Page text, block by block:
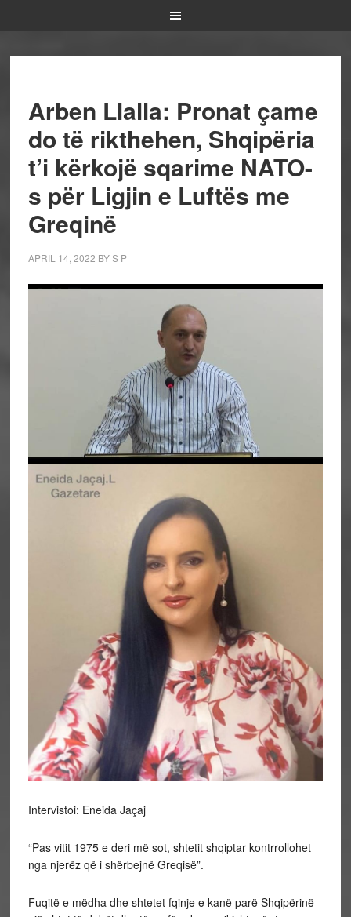
Arben Llalla: Pronat çame
do të rikthehen, Shqipëria
t’i kërkojë sqarime NATO-
s për Ligjin e Luftës me
Greqinë
APRIL 14, 2022 BYS P
Intervistoi: Eneida Jaçaj
“Pas vitit 1975 e deri më sot, shtetit shqiptar kontrrollohet
nga njerëz që i shërbejnë Greqisë”.
Fuqitë e mëdha dhe shtetet fqinje e kanë parë Shqipërinë një shtet të dobët dhe të varfër ekonomikisht, për ta shfrytëzuar për qëllimet e tyre të luftës dhe zgjerimin territorial. Sa i takon çështjes më të ndjeshme në Jug të vendit, me vendimet e Konferencës së Ambasadorëve të Londrës në vitin 1913, pjesa më e madhe e Çamërisë iu dha Greqisë; brenda kufijve të shtetit shqiptar mbetën disa fshatra me popullsi muslimane dhe ortodokse. Interesi i Greqisë ishte të aneksonte gjithë Çamërinë, dhe kjo bëri që të kryej masakra më e egër ndaj shqiptarëve, më 27 qershor 1944, nga ushtarët grekë në zonën e Paramithise, ku forcat e Ligës Republikane Greke (EDES) të gjeneralit Zervas hynë në qytet dhe vranë rreth 600 shqiptarë, burra, gra dhe femijë. Forcat më të errëta të nacionalizmit grek bënë spastrimin etnik të Çamërisë, ku këtu ka luajtur rol edhe kisha greke bizantine. Historiani i njohur, Arben Llalla, në një intervistë ekskluzive për Gazetën “Dielli”, New York, flet për pronat dhe pasuritë çame, si dhe Ligjin e Luftës me Greqinë. Llalla shprehet se Greqia e përdor ligjin si hanxhar ndaj fqinjësisë shqiptaro-greke, ndërsa thekson se pala shqiptare duhet t’i kërkojë sqarime NATO-s, pasi nuk ka kuptim që një vend anëtar i NATO-s t’i shpallë luftë një vendi tjetër po anëtar. Ai thotë se, që pas vitit 1975 e deri më sot, çdo qelizë e shtetit shqiptar kontrrollohet nga njerëzit që i shërbejnë Greqisë, pra antishqiptar, megjithatë beson se pronat çame një ditë do të rikthehen te i zoti.-Genocidi grek ndaj popullsisë çame arriti kulmin me masakrën e 27 qershorit 1944, ku forcat e Napolon Zervës vranë dhe torturuan qindra burra, gra dhe fëmijë. Forcat më të errëta të nacionalizmit grek bënë spastrimin etnik të Çamërisë, ku këtu ka luajtur rol edhe kisha greke bizantine. Kanë kaluar 78 vite nga një nga masakrat më të egra mbi njerëzimin. Unë doja t’ju pyesja për Ligjin e Luftës me Greqinë. Politika zyrtare greke është shprehur se ligji është rrëzuar që në vitin 1987. A ekziston ende një ligj lufte mes dy vendeve? Nëse Greqia e mban të fshehtë, çfarë e pengon të heqë Ligjin e Luftës me Greqinë?Greqia zyrtarisht është në gjendje Lufte me Shqipërinë, sepse që kur ajo i shpalli luftë Shqipërisë në 9 nëntor 1940 (fletorja zyrtare e mbretërisë së Greqisë 10.11.1940) sekuestroi dhe konservoi të gjitha pronat e shqiptarëve me shtetësi shqiptare dhe shtetësi greke. Ligji i Luftës, i shpallur njëanshëm nga Greqia me Shqipërinë, u rishpall edhe në vitin 1966. Janë bërë tentativa herë pas herë nga të dy vendet për heqjen e këtij ligji, por Kuvendi i Greqisë që nga vitet 1980 e në vazhdim ka votuar që Ligji i Luftës të ekzistojë.Qeveria greke me Kryeministër Andrea Papandreu dhe Ministër i Jashtëm, Karolos Papulias, në vitin 1987, qeveria e tyre majtiste e hoqi Ligjin, por shumica e deputetëve që i përkisnin partisë se tyre në Kuvendin e Greqisë e rrëzoi duke mashtruar Ramiz Alinë dhe Shqipërinë moniste. Pra mund të themi se rreth 27 herë qeveritë greke e kanë hequr Ligjin e Luftës dhe po kaq Kuvendi i Greqisë e ka rivotuar. Është një lojë e fëlliqur e politikës greke.Unë nuk besoj se Greqia do ta heqë Ligjin e Luftës, ky Ligj qëndron si hanxhar mbi kryet e fqinjësisë greko-shqiptare edhe pse ne jemi anëtarë të NATO-s, ky Ligj ekziston i njëanshëm. Ligji i Luftës hiqet brenda 24 orëve nëse Shqipëria i kërkon sqarime komandos së NATO-s se si është e mundur të jemi në një ushtri dhe një vend anëtar i NATO-s i ka shpallur luftë një vendi tjetër anëtar i NATO-s.-Ligji i Luftës e ka zanafillën, më 28 tetor 1940, kur Italia i shpalli luftë Greqisë, dhe, menjëherë pas fillimit të luftës, në Greqi u shpall gjendja e luftës me Italinë dhe Shqipërinë. Pse Greqia vendosi Ligjin e Luftës me Shqipërinë, kur kjo e fundit nuk e sulmoi? Konti Ciano, në Tetor 1940 përgatiti një ultimatum që do t’i paraqitej Ministrit të Jashtëm të Greqisë z.Metaksa. Ultimatumi i ngjante atij që kishte përgatitur dhe ia kishte paraqitur mbretit Zogu i I, të Shqipërisë, ku përmblidhej “ose pushtimi, ose Lufta”. Në këtë ultimatum, Greqisë i kërkohej të pranonte menjëherë pushtimin italian të disa bazave strategjike. Ambasadori italian në Greqi z.Grazzi, që ia paraqiti ultimatumin në orët e vona të mesnatës z.Metaksa, nuk qe në gjendje t’i përgjigjej pyetjes së Metaksasë, se për ç’baza strategjike bëhej fjalë. I nervozuar nga kjo heshtje, Metaksai iu përgjigj me një “Oqi” “Jo “ ultimatumit. Më 28 tetor 1940 –tetë divizione të përbërë nga 140000 ushtarë – nën një shi të furishëm, italianët filluan sulmin në një front prej 200 km. Duke u nisur nga ky fakt, mbreti i Greqisë, Konstandin, nxjerr Dekretin Mbretëror nr. 2636 i vitit 1940, sipas të cilit shpallte “ Shqipërinë shtet armik dhe pasuritë e shqiptarëve, pasuri armike”. Njëkohësisht, të gjitha pasuritë e shqiptarëve i vendosi në “sekuestro konservative”. Në deklaratën e saj zyrtare të sulmit nga Italia, Greqia rendiste si aleate të Italisë në këtë agresion edhe Shqipërinë. Sipas kësaj logjike, Shqipëria shfaqej “de jure” si pjesëtare e këtij agresioni. Për këtë dekret u morën për bazë, ekzistenca e qeverisë kuislinge shqiptare, dhe se në këtë luftë Italia kishte organizuar dy batalione mercenarësh shqiptarë, të rreshtuar bri armatave italiane, por të cilat dezertuan nga fronti përpara se të fillonte lufta. Duke u bazuar në këto fakte absurde, Greqia monarkiste e konsideroi Shqipërinë “ shtet armik” dhe shpalli ndaj saj “ gjendjen e luftës”. Por këto “ fakte” absurde bien vetiu sepse;1- Shqipëria në atë kohë nuk ishte një vend i lirë dhe sovran ku të ushtronte në mënyrë të pavarur vullnetin e saj politik.2- Shqipëria nuk gëzonte zotësinë juridike dhe aftësitë politike për të deklaruar lëvizjet e saj të pavarura në hartën politike të Evropës.3- Shqipëria nuk gëzonte me të vërtetë autoritetin e vërtetë dhe të plotë vetëveprues si një subjekt aktiv i së Drejtësë Ndërkombëtare.Ironike është fakti se Greqia e ka hequr Ligjin e Luftës me Italinë, ndërsa e mban me Shqipërinë që në vitin 1940, që ishte e pushtuar nga Italia fashiste.-Çfarë qëndrimi duhet të ndjekë politika e jashtme shqiptare sa i takon çështjes çame në pergjjithesi, tokave çame, varrezave çame? Sa serioze dhe e gatshme është treguar pala shqiptare lidhur me çështjet më të ndjeshme me Greqinë?Pas vitit 1975 e deri më sot, çdo qelizë e shtetit shqiptar kontrrollohet nga njerëzit që i shërbejnë Greqisë, pra antishqiptar. Fjala është nga kryetari i shtetit, kryeministra, ministra, deputet, drejtues fetar, etj. Kjo është e dhimbshme por e vërtetë, sepse, përndryshe nuk ka se si të shpjegohet që për çështjen çame Tirana zyrtare nuk flet fare, përveç zërave individualë të pavarur. Shikoni se si partinë PDIU, që ka në program çështjen çame, si e sulmojnë PS e PD të koordinuar. Në vitin 2017, Edi Rama vodhi mandantin e deputetit të Shpëtim Idrizit dhe përçau PDIU, kjo ishte porosia e Athinës, por nuk ia arritën qëllimit dashakeqës, sepse çështja çame ekziston ashtu siç ekziston dhe partia e këtij zëri është PDIU.Mos doni emra? Ato emra janë midis nesh, miq, shok të njohurit tanë.A e dini ju se sa ministra e deputetë me kombësi shqiptare kanë mohuar se janë shqiptarë vetëm e vetëm për të përfituar privilegje familjare? Dosja është e rëndë me të vërteta të politikës shqiptare si vasale e Greqisë. Politika shqiptare lejoi që ushtria e vdekur e Greqisë e vitit 1940-41 të ndërtojë rreth 8.000 vare bosh. Kujt ideologjie i shërbejnë këto varre bosh? Greqia në librat e saj shkollor edukon brezat se ato 8 mijë varre janë ushtarët grekë që u vranë për motrën e vogël Vorio Epiri, për ta çliruar nga shqiptarët. E kuptoni çfarë bëhet e çfarë mësojnë grekët në librat e tyre?Për çështjen çame jo vetëm grekët dridhen e kanë frikë, por kanë filluar dhe politikanët e Tiranës të tremben se mos kjo çështje fillon të hyjë në rrjedhjen e zgjidhjes ndërkombëtare. Për fatin e keq unë disa drejtues të Shqipërisë i shikojë në një linjë me Athinën për zgjidhjen e çështjes çame dhe më gjerë në Greqi që lidhet me pakicën kombëtare shqiptare, pronat dhe të drejtat e emigrantëve ekonomikë shqiptar.-Greqia vazhdon të shkelë sot “Konventën mbi Mosparashkrimin e Krimeve të Luftës dhe Krimeve Kundër Njerëzimit”, hyrë në fuqi më 11 nëntor 1970, që konfirmon parimet e së Drejtës Ndërkombëtare, të njohura nga Statuti i Gjykatës Ushtarake Ndërkombëtare të Nurembergut. Çfarë vlerësimi keni? Greqia duke qenë një shtet i themeluar nën kujdesin e Rusisë, Britanisë, Francës e Gjermanisë gëzon privilegje duke u anëtarësuar në BE pa plotësuar asnjë kusht, duke gënjyer për ekonominë e saj prej vitesh. Kështu, kjo Greqi nuk njeh asnjë Konventë. Greqia kishte fat pas vitit 1944 që Britania dhe SHBA nuk e lanë nën kthetrat e Rusisë komuniste. 50 vite, Shqipëria komuniste shkoi pas, ndërsa Greqia duke qenë bazë e fortë e Britanisë dhe SHBA për 50 vite përfitoi privilegje në arenën ndërkombëtare. Por unë jam optimist, besoj se një ditë prona do shkojë tek i Zoti, e çdo gjë do zgjidhet me punë dhe diplomaci. Në Greqi, të gjithë bashkëpunëtorët e nazistëve gjermanë nuk u dënuan, por u bënë presidentë, kryeministra, ministra dhe deputetë, duke filluar nga Rallis, Zervas, Micotaqi, Karamalis, Meimaraqis, etj. Pa folur që pjesëmarrësit udhëheqës në gjenocidin në Çamëri u bënë kryepeshkopë e peshkopë. Këto akuza të mia bazohen në fakte shkencore të pamohueshme ende nga grekët.-Besoni se do të vijë dita që Greqia të kërkojë falje publike për 2900 viktimat, për 40.000 vetat e dëbuar me dhunë, për 68 fshatrat e qytetet e grabitura e të djegura, për grabitjen dhe shfrytëzimin e pasurive të tyre? Greqia është një shtet me racizëm të theksuar që nuk njeh asnjë pakicë kombëtare; shumica e besimit ortodoks ushtron dhunë dhe presion ndaj grekëve që kanë besim jo ortodoksë si ndaj myslimanëve, hebrenjëve, katolikëve, jehovah, etj. Prandaj, unë ende besoj se Greqia nuk e ka guximin të mundë vetveten raciste e të kërkojë falje ndaj shqiptarëve nga Çamëria për gjenocidin dhe përzënia me dhunë nga trojet e tyre. Ne po flasim sot vetëm për g